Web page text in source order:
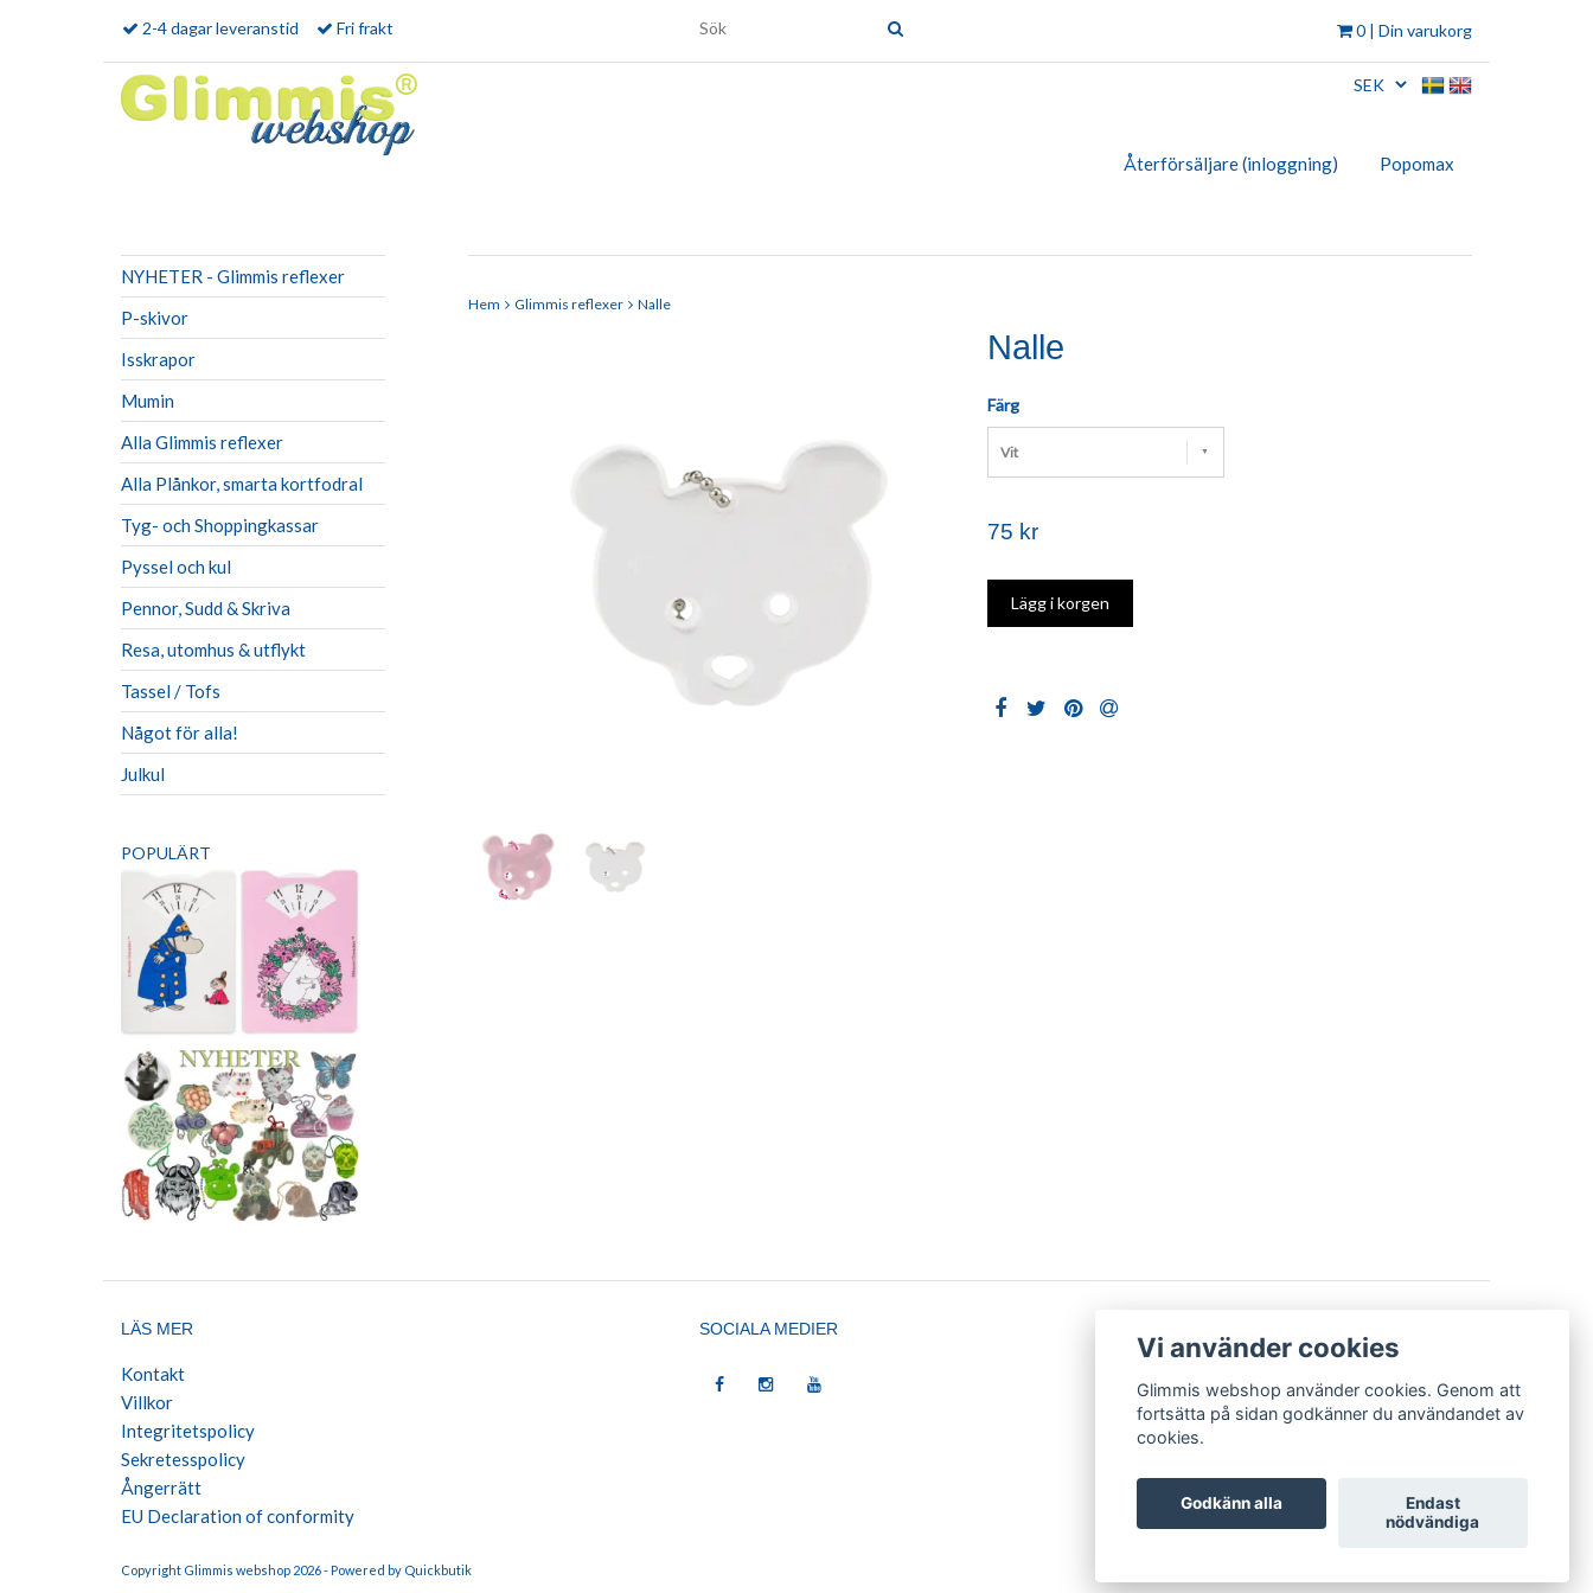
0 | Din varukorg
2-4 dagar leveranstid Fri frakt
Återförsäljare (inloggning) Popomax
NYHETER - Glimmis reflexer
P-skivor
Isskrapor
Mumin
Alla Glimmis reflexer
Alla Plånkor, smarta kortfodral
Tyg- och Shoppingkassar
Pyssel och kul
Pennor, Sudd & Skriva
Resa, utomhus & utflykt
Tassel / Tofs
Något för alla!
Julkul
POPULÄRT
Hem Glimmis reflexer Nalle
Nalle
Färg
Vit
75 kr
LÄS MER
Kontakt
Villkor
Integritetspolicy
Sekretesspolicy
Ångerrätt
EU Declaration of conformity
SOCIALA MEDIER
Copyright Glimmis webshop 2026 -Powered by Quickbutik
Vi använder cookies
Glimmis webshop använder cookies. Genom att
fortsätta på sidan godkänner du användandet av
cookies.
Godkänn alla
Endast
nödvändiga